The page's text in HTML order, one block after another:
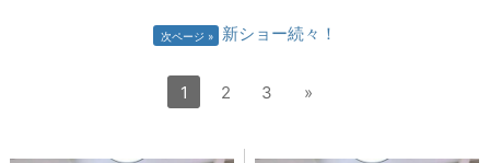
次ページ 新ショー続々！
1 2 3 »